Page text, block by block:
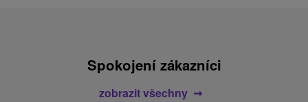
Spokojení zákazníci
zobrazit všechny